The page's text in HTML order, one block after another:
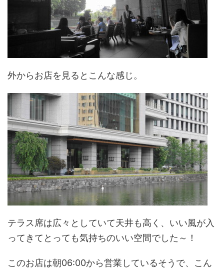
外からお店を見るとこんな感じ。
テラス席は広々としていて天井も高く、いい風が入
ってきてとっても気持ちのいい空間でした～！
このお店は朝06:00から営業しているそうで、こん